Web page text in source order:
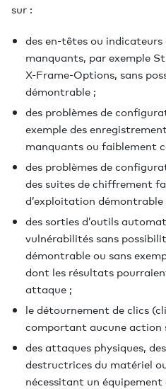
sur :
des en-têtes ou indicateurs
manquants, par exemple
X-Frame-Options, sans
démontrable ;
des problèmes de
exemple des
manquants ou faiblement
des problèmes de
des suites de chiffrement
d’exploitation démontrable
des sorties d’outils
vulnérabilités sans
démontrable ou sans
dont les résultats
attaque ;
le détournement de clics
comportant aucune action
des attaques physiques,
destructrices du matériel
nécessitant un